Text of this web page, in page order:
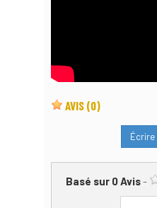
AVIS (0)
Écrire
Basé sur 0Avis-